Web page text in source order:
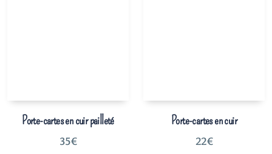
Porte-cartes en cuir pailleté
35€
Porte-cartes en cuir
22€